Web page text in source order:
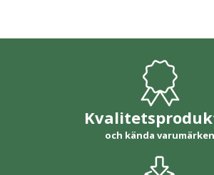
och kända varumärken